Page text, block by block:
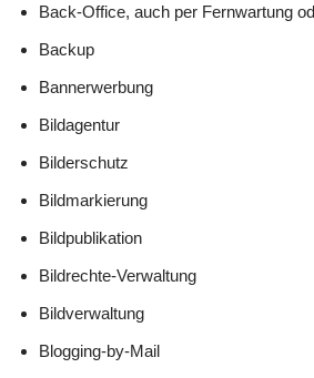
Back-Office, auch per Fernwartung
Backup
Bannerwerbung
Bildagentur
Bilderschutz
Bildmarkierung
Bildpublikation
Bildrechte-Verwaltung
Bildverwaltung
Blogging-by-Mail